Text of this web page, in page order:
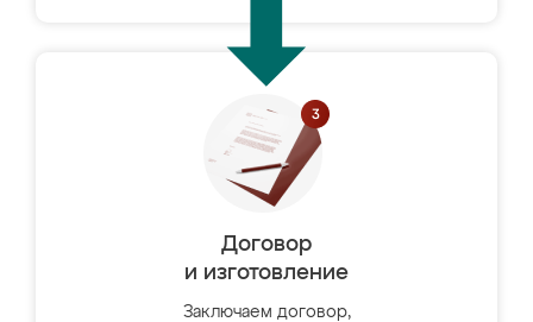
Договор
и изготовление
Заключаем договор,